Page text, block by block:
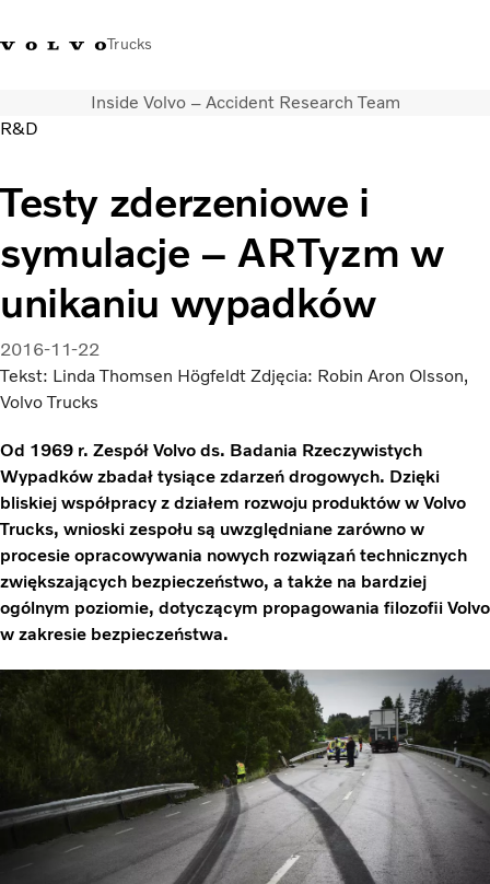
Trucks
+48 22 383 45 00Sklep Volvo TrucksZaloguj sięPolska
Rozwiązania transportowe
Samochody ciężarowe
Usługi
Wyszukiwarka dealerów
Aktualności
O nas
Volvo Truck Builder
Kontakt
Inside Volvo – Accident Research Team
R&D
Testy zderzeniowe i
symulacje – ARTyzm w
unikaniu wypadków
2016-11-22
Tekst: Linda Thomsen Högfeldt Zdjęcia: Robin Aron Olsson,
Volvo Trucks
Od 1969 r. Zespół Volvo ds. Badania Rzeczywistych
Wypadków zbadał tysiące zdarzeń drogowych. Dzięki
bliskiej współpracy z działem rozwoju produktów w Volvo
Trucks, wnioski zespołu są uwzględniane zarówno w
procesie opracowywania nowych rozwiązań technicznych
zwiększających bezpieczeństwo, a także na bardziej
ogólnym poziomie, dotyczącym propagowania filozofii Volvo
w zakresie bezpieczeństwa.